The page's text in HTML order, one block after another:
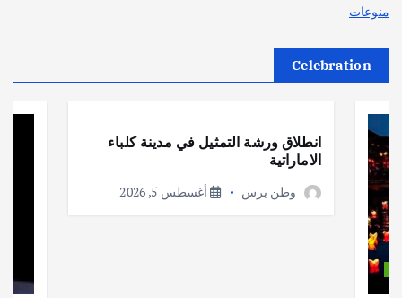
منوعات
Celebration
انطلاق ورشة التمثيل في مدينة كلباء
الاماراتية
وطن برس أغسطس 5, 2026